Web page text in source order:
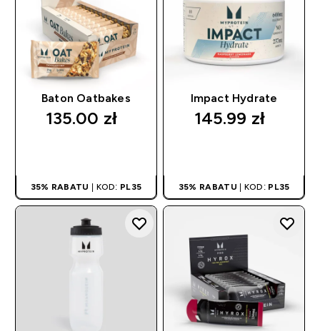
Baton Oatbakes
135.00 zł‎
35% RABATU | KOD: PL35
Impact Hydrate
145.99 zł‎
35% RABATU | KOD: PL35